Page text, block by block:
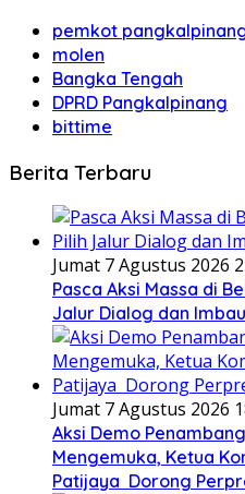
pemkot
molen
Bangka Tengah
DPRD Pangkalpinang
bittime
Berita Terbaru
Jumat 7 Agustus 2026
Pasca Aksi Massa di
Jalur Dialog dan
Jumat 7 Agustus 2026
Aksi Demo
Mengemuka, Ketua
Patijaya Dorong